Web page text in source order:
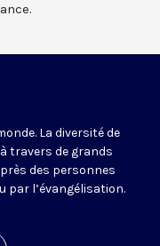
La diversité de
travers de grands
des personnes
par l’évangélisation.